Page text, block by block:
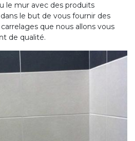
le mur avec des produits
le but de vous fournir des
que nous allons vous
de qualité.